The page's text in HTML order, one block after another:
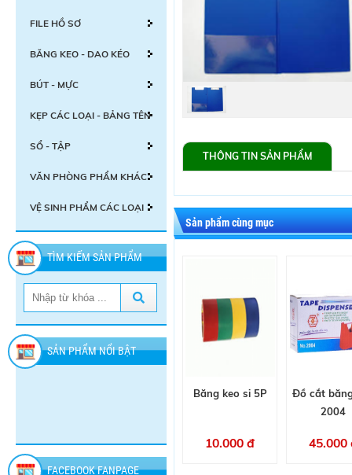
FILE HỒ SƠ
BĂNG KEO - DAO KÉO
BÚT - MỰC
KẸP CÁC LOẠI - BẢNG TÊN
SỔ - TẬP
VĂN PHÒNG PHẨM KHÁC
VỆ SINH PHẨM CÁC LOẠI
TÌM KIẾM SẢN PHẨM
SẢN PHẨM NỔI BẬT
FACEBOOK FANPAGE
THÔNG TIN SẢN PHẨM
Sản phẩm cùng mục
Băng keo si 5P
10.000 đ
Đồ cắt
2004
45.000